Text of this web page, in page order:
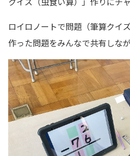
ロイロノートで問題（筆算クイ
作った問題をみんなで共有しな